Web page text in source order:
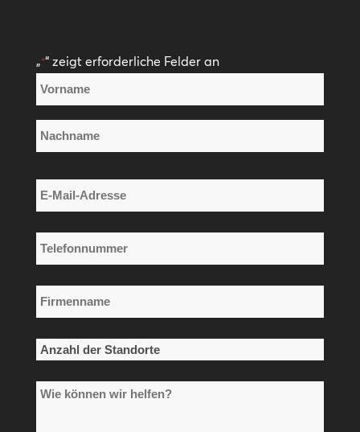
„*“ zeigt erforderliche Felder an
Name
*
E-
Mail-
Adresse
Telefonnummer
*
Firmenname
*
Anzahl
Standorte
Wie